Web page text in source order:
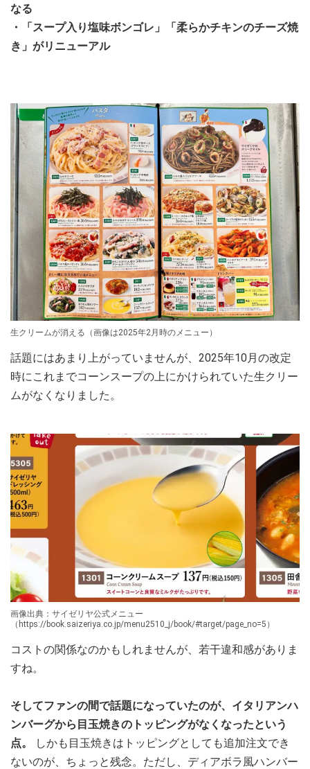
なる
・「スープ入り塩味ボンゴレ」「柔らかチキンのチーズ焼
き」がリニューアル
生クリームが消える（画像は2025年2月時のメニュー）
話題にはあまり上がっていませんが、2025年10月の改定
時にこれまでコーンスープの上にかけられていた生クリー
ムがなくなりました。
画像出典：サイゼリヤ公式メニュー
（https://book.saizeriya.co.jp/menu2510_j/book/#target/page_no=5）
コストの関係なのかもしれませんが、若干違和感がありま
すね。
そしてファンの間で話題になっていたのが、イタリアンハ
ンバーグから目玉焼きのトッピングがなくなったという
点。
しかも目玉焼きはトッピングとしても追加注文でき
ないのが、ちょっと残念。ただし、ディアボラ風ハンバー